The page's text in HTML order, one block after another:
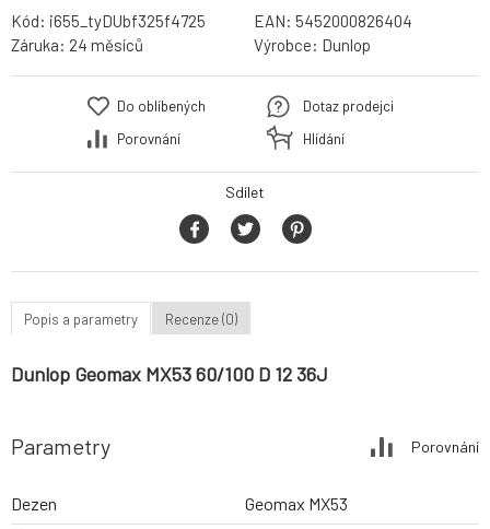
Kód: i655_tyDUbf325f4725 EAN: 5452000826404
Záruka: 24 měsíců Výrobce: Dunlop
Do oblíbených
Porovnání
Dotaz prodejci
Hlídání
Sdílet
Popis a parametry Recenze (0)
Dunlop Geomax MX53 60/100 D 12 36J
Parametry Porovnání
Dezen
Geomax MX53